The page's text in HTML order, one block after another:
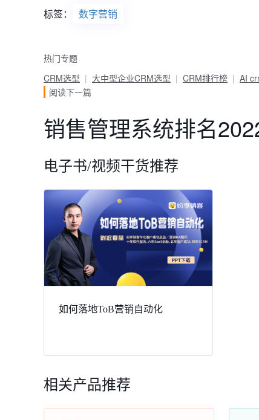
标签： 数字营销
热门专题
CRM选型
大中型企业CRM选型 CRM排行榜 AI
阅读下一篇
销售管理系统排名
电子书/视频干货推荐
如何落地ToB营销自动化
相关产品推荐